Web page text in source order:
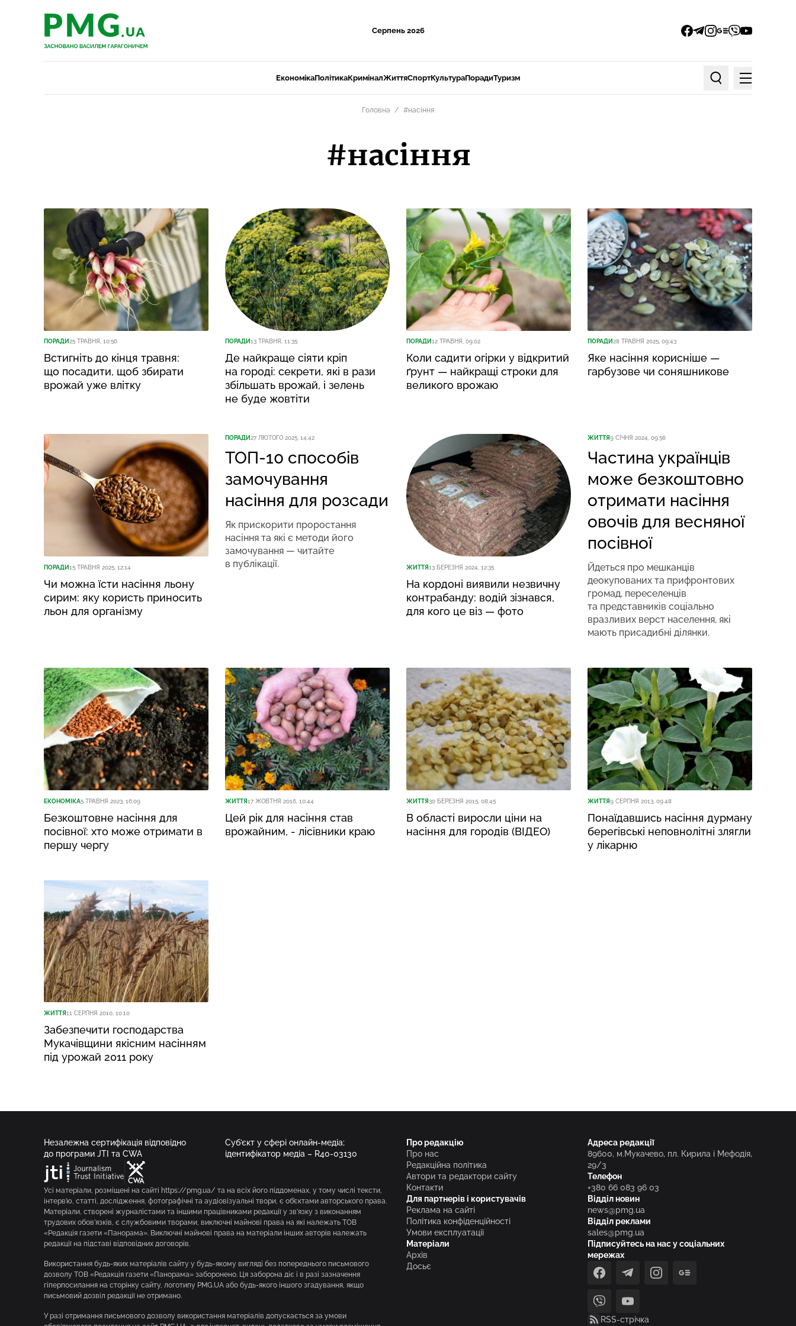
PMG.ua
Серпень 2026
facebook
telegram
instagram
google_news
viberyoutube
PMG.ua
ЕкономікаПолітикаКриміналЖиттяСпортКультураПорадиТуризм
Пошук по статтях
Меню
Головна #насіння
#насіння
ПОРАДИ25 ТРАВНЯ, 10:56
Встигніть до кінця травня:
що посадити, щоб збирати
врожай уже влітку
ПОРАДИ13 ТРАВНЯ, 11:35
Де найкраще сіяти кріп
на городі: секрети, які в рази
збільшать врожай, і зелень
не буде жовтіти
ПОРАДИ12 ТРАВНЯ, 09:02
Коли садити огірки у відкритий
ґрунт — найкращі строки для
великого врожаю
ПОРАДИ28 ТРАВНЯ 2025, 09:43
Яке насіння корисніше —
гарбузове чи соняшникове
ПОРАДИ15 ТРАВНЯ 2025, 12:14
Чи можна їсти насіння льону
сирим: яку користь приносить
льон для організму
ПОРАДИ27 ЛЮТОГО 2025, 14:42
ТОП-10 способів
замочування
насіння для розсади
Як прискорити проростання
насіння та які є методи його
замочування — читайте
в публікації.
ЖИТТЯ13 БЕРЕЗНЯ 2024, 12:35
На кордоні виявили незвичну
контрабанду: водій зізнався,
для кого це віз — фото
ЖИТТЯ9 СІЧНЯ 2024, 09:56
Частина українців
може безкоштовно
отримати насіння
овочів для весняної
посівної
Йдеться про мешканців
деокупованих та прифронтових
громад, переселенців
та представників соціально
вразливих верст населення, які
мають присадибні ділянки.
ЕКОНОМІКА5 ТРАВНЯ 2023, 16:09
Безкоштовне насіння для
посівної: хто може отримати в
першу чергу
ЖИТТЯ17 ЖОВТНЯ 2016, 10:44
Цей рік для насіння став
врожайним, - лісівники краю
ЖИТТЯ30 БЕРЕЗНЯ 2015, 08:45
В області виросли ціни на
насіння для городів (ВІДЕО)
ЖИТТЯ9 СЕРПНЯ 2013, 09:48
Понаїдавшись насіння дурману
берегівські неповнолітні злягли
у лікарню
ЖИТТЯ11 СЕРПНЯ 2010, 10:10
Забезпечити господарства
Мукачівщини якісним насінням
під урожай 2011 року
Незалежна сертифікація відповідно
до програми JTI та CWA
Суб’єкт у сфері онлайн-медіа;
ідентифікатор медіа – R40-03130
Усі матеріали, розміщені на сайті https://pmg.ua/ та на всіх його піддоменах, у тому числі тексти,
інтерв’ю, статті, дослідження, фотографічні та аудіовізуальні твори, є об’єктами авторського права.
Матеріали, створені журналістами та іншими працівниками редакції у зв’язку з виконанням
трудових обов’язків, є службовими творами, виключні майнові права на які належать ТОВ
«Редакція газети «Панорама». Виключні майнові права на матеріали інших авторів належать
редакції на підставі відповідних договорів.
Використання будь-яких матеріалів сайту у будь-якому вигляді без попереднього письмового
дозволу ТОВ «Редакція газети «Панорама» заборонено. Ця заборона діє і в разі зазначення
гіперпосилання на сторінку сайту, логотипу PMG.UA або будь-якого іншого згадування, якщо
письмовий дозвіл редакції не отримано.
У разі отримання письмового дозволу використання матеріалів допускається за умови
Про редакцію
Про нас
Редакційна політика
Автори та редактори сайту
Контакти
Для партнерів і користувачів
Реклама на сайті
Політика конфіденційності
Умови експлуатації
Матеріали
Архів
Досьє
Адреса редакції
89600, м.Мукачево, пл. Кирила і Мефодія,
29/3
Телефон
+380 66 083 96 03
Відділ новин
news@pmg.ua
Відділ реклами
sales@pmg.ua
Підписуйтесь на нас у соціальних
мережах
facebooktelegraminstagramgoogle_news
viber
youtube
RSS-стрічка